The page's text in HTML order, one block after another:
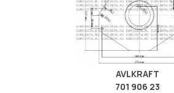
AVLKRAFT
701 906 23